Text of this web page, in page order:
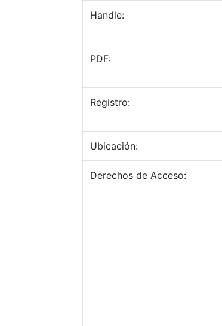
Handle:
PDF:
Registro:
Ubicación:
Derechos de Acceso: